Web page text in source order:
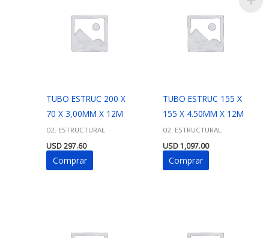
TUBO ESTRUC 200 X
70 X 3,00MM X 12M
02. ESTRUCTURAL
USD297.60
Comprar
TUBO ESTRUC 155 X
155 X 4.50MM X 12M
02. ESTRUCTURAL
USD1,097.00
Comprar